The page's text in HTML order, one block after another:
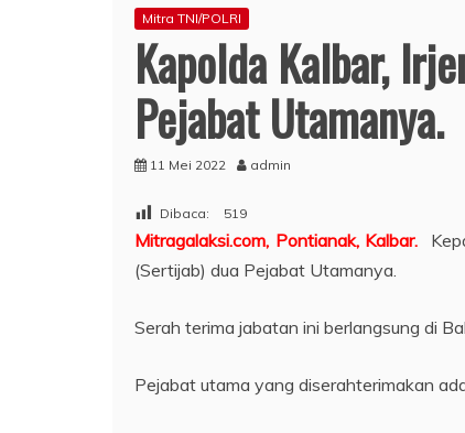
Mitra TNI/POLRI
Kapolda Kalbar,
Pejabat Utamanya.
11 Mei 2022 admin
Dibaca: 519
Mitragalaksi.com, Pontianak, Kalbar.
(Sertijab) dua Pejabat Utamanya.
Serah terima jabatan ini berlangsung di
Pejabat utama yang diserahterimakan